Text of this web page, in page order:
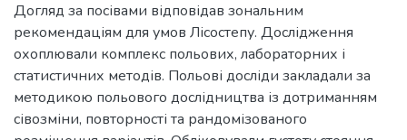
Догляд за посівами відповідав зональним
рекомендаціям для умов Лісостепу. Дослідження
охоплювали комплекс польових, лабораторних і
статистичних методів. Польові досліди закладали за
методикою польового дослідництва із дотриманням
сівозміни, повторності та рандомізованого